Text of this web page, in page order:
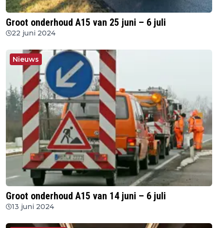
Groot onderhoud A15 van 25 juni – 6 juli
22 juni 2024
Nieuws
Groot onderhoud A15 van 14 juni – 6 juli
13 juni 2024